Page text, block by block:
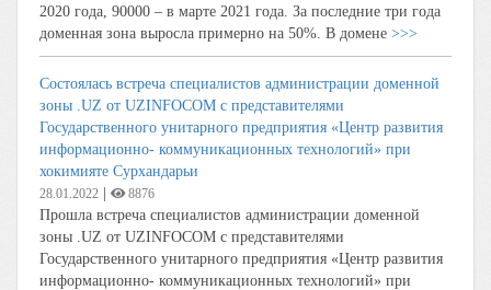
2020 года, 90000 – в марте 2021 года. За последние три года
доменная зона выросла примерно на 50%. В домене >>>
Состоялась встреча специалистов администрации доменной
зоны .UZ от UZINFOCOM с представителями
Государственного унитарного предприятия «Центр развития
информационно- коммуникационных технологий» при
хокимияте Сурхандарьи
28.01.2022 8876
Прошла встреча специалистов администрации доменной
зоны .UZ от UZINFOCOM с представителями
Государственного унитарного предприятия «Центр развития
информационно- коммуникационных технологий» при